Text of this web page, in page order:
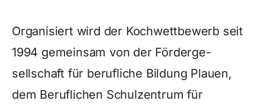
Organisiert wird der Kochwettbewerb seit
1994 gemeinsam von der Förderge-
sellschaft für berufliche Bildung Plauen,
dem Beruflichen Schulzentrum für